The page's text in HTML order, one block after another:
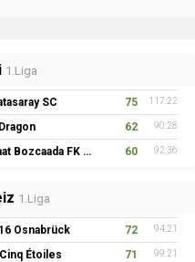
1.Liga
SC 75 117:22
62 90:28
İnşaat Bozcaada FK 1957 60 92:36
1.Liga
Osnabrück 72 94:21
Étoiles 71 99:21